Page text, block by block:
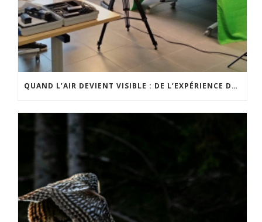
QUAND L’AIR DEVIENT VISIBLE : DE L’EXPÉRIENCE DE TERRAIN À UN OUTIL PÉDAGOGIQUE